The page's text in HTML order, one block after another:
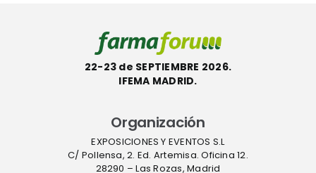
22-23 de SEPTIEMBRE 2026.
IFEMA MADRID.
Organización
EXPOSICIONES Y EVENTOS S.L
C/ Pollensa, 2. Ed. Artemisa. Oficina 12.
28290 – Las Rozas, Madrid